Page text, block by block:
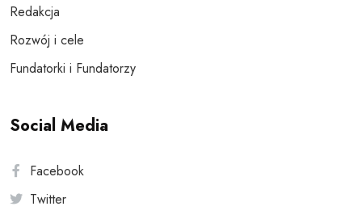
Redakcja
Rozwój i cele
Fundatorki i Fundatorzy
Social Media
Facebook
Twitter